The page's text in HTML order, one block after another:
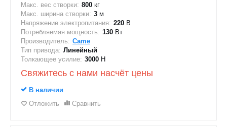
Макс. вес створки: 800 кг
Макс. ширина створки: 3 м
Напряжение электропитания: 220 В
Потребляемая мощность: 130 Вт
Производитель: Came
Тип привода: Линейный
Толкающее усилие: 3000 Н
Свяжитесь с нами насчёт цены
В наличии
Отложить
Сравнить